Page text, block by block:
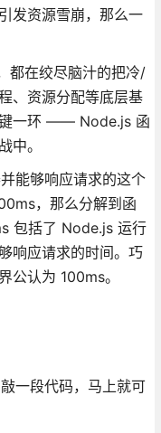
发资源雪崩，那么一
都在绞尽脑汁的把冷/
、资源分配等底层基
键一环 —— Node.js 函
中。
能够响应请求的这个
，那么分解到函
包括了 Node.js 运行
响应请求的时间。巧
公认为 100ms。
一段代码，马上就可